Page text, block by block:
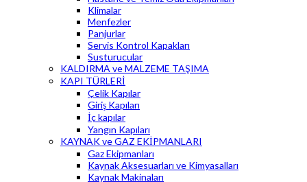
Klimalar
Menfezler
Panjurlar
Servis Kontrol Kapakları
Susturucular
KALDIRMA ve MALZEME TAŞIMA
KAPI TÜRLERİ
Çelik Kapılar
Giriş Kapıları
İç kapılar
Yangın Kapıları
KAYNAK ve GAZ EKİPMANLARI
Gaz Ekipmanları
Kaynak Aksesuarları ve Kimyasalları
Kaynak Makinaları